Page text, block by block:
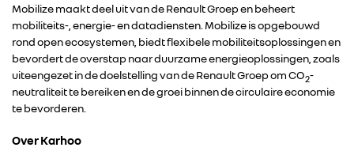
RENAULT
DACIA
Mobilize maakt deel uit van de Renault Groep en beheert
mobiliteits-, energie- en datadiensten. Mobilize is opgebouwd
rond open ecosystemen, biedt flexibele mobiliteitsoplossingen en
bevordert de overstap naar duurzame energieoplossingen, zoals
uiteengezet in de doelstelling van de Renault Groep om CO2-
neutraliteit te bereiken en de groei binnen de circulaire economie
te bevorderen.
Over Karhoo